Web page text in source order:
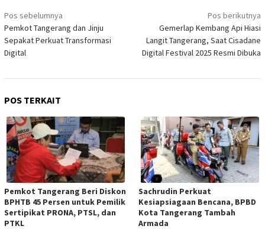
Navigasi
pos
Pos sebelumnya
Pemkot Tangerang dan Jinju
Sepakat Perkuat Transformasi
Digital
Pos berikutnya
Gemerlap Kembang Api Hiasi
Langit Tangerang, Saat Cisadane
Digital Festival 2025 Resmi Dibuka
POS TERKAIT
Pemkot Tangerang Beri Diskon
BPHTB 45 Persen untuk Pemilik
Sertipikat PRONA, PTSL, dan
PTKL
Sachrudin Perkuat
Kesiapsiagaan Bencana, BPBD
Kota Tangerang Tambah
Armada